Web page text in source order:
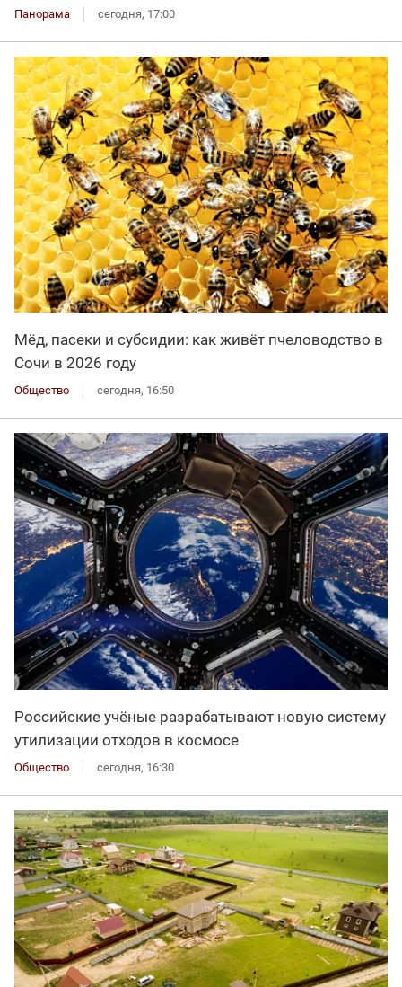
Панорама сегодня, 17:00
Мёд, пасеки и субсидии: как живёт пчеловодство в
Сочи в 2026 году
Общество сегодня, 16:50
Российские учёные разрабатывают новую систему
утилизации отходов в космосе
Общество сегодня, 16:30